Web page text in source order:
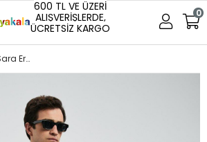
600 TL VE ÜZERİ
ALIŞVERİŞLERDE,
ÜCRETSİZ KARGO
0
Lufian Sara Erkek Sweatshirt Siyah (112020057)